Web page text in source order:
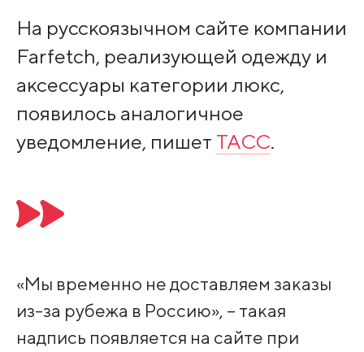
На русскоязычном сайте компании
Farfetch, реализующей одежду и
аксессуары категории люкс,
появилось аналогичное
уведомление, пишет ТАСС.
«Мы временно не доставляем заказы
из-за рубежа в Россию», – такая
надпись появляется на сайте при